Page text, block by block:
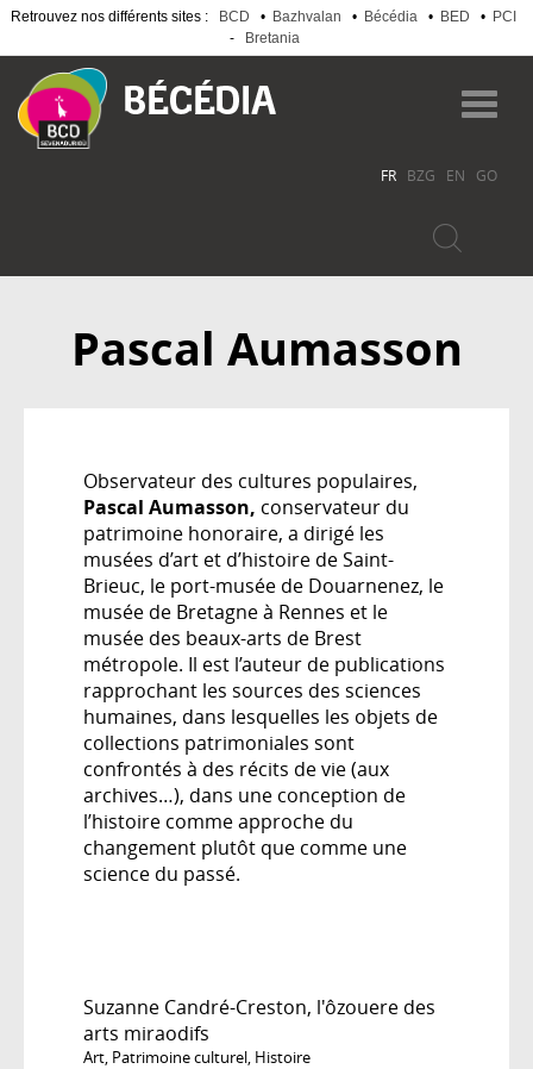
Retrouvez nos différents sites : BCD • Bazhvalan • Bécédia • BED •
PCI
-
Bretania
au
contenu
principal
FR BZG EN GO
Pascal Aumasson
Observateur des cultures populaires,
Pascal Aumasson, conservateur du
patrimoine honoraire, a dirigé les
musées d’art et d’histoire de Saint-
Brieuc, le port-musée de Douarnenez, le
musée de Bretagne à Rennes et le
musée des beaux-arts de Brest
métropole. Il est l’auteur de publications
rapprochant les sources des sciences
humaines, dans lesquelles les objets de
collections patrimoniales sont
confrontés à des récits de vie (aux
archives…), dans une conception de
l’histoire comme approche du
changement plutôt que comme une
science du passé.
Suzanne Candré-Creston, l'ôzouere des
arts miraodifs
Art, Patrimoine culturel, Histoire